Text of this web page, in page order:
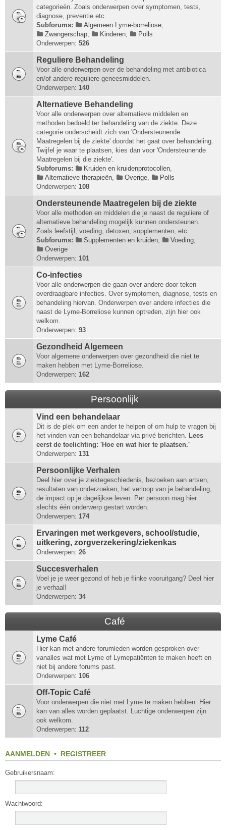
categorieën. Zoals onderwerpen over symptomen, tests,
diagnose, preventie etc.
Subforums:
Algemeen Lyme-borreliose,
Zwangerschap, Kinderen,
Polls
Onderwerpen: 526
Reguliere Behandeling
Voor alle onderwerpen over de behandeling met antibiotica
en/of andere reguliere geneesmiddelen.
Onderwerpen: 140
Alternatieve Behandeling
Voor alle onderwerpen over alternatieve middelen en
methoden bedoeld ter behandeling van de ziekte. Deze
categorie onderscheidt zich van 'Ondersteunende
Maatregelen bij de ziekte' doordat het gaat over behandeling.
Twijfel je waar te plaatsen, kies dan voor 'Ondersteunende
Maatregelen bij die ziekte'.
Subforums:
Kruiden en kruidenprotocollen,
Alternatieve therapieën, Overige,
Polls
Onderwerpen: 108
Ondersteunende Maatregelen bij de ziekte
Voor alle methoden en middelen die je naast de reguliere of
alternatieve behandeling mogelijk kunnen ondersteunen.
Zoals leefstijl, voeding, detoxen, supplementen, etc.
Subforums:
Supplementen en kruiden, Voeding,
Overige
Onderwerpen: 101
Co-infecties
Voor alle onderwerpen die gaan over andere door teken
overdraagbare infecties. Over symptomen, diagnose, tests en
behandeling hiervan. Onderwerpen over andere infecties die
naast de Lyme-Borreliose kunnen optreden, zijn hier ook
welkom.
Onderwerpen: 93
Gezondheid Algemeen
Voor algemene onderwerpen over gezondheid die niet te
maken hebben met Lyme-Borreliose.
Onderwerpen: 162
Persoonlijk
Vind een behandelaar
Dit is de plek om een ander te helpen of om hulp te vragen bij
het vinden van een behandelaar via privé berichten. Lees
eerst de toelichting: 'Hoe en wat hier te plaatsen.'
Onderwerpen: 131
Persoonlijke Verhalen
Deel hier over je ziektegeschiedenis, bezoeken aan artsen,
resultaten van onderzoeken, het verloop van je behandeling,
de impact op je dagelijkse leven. Per persoon mag hier
slechts één onderwerp gestart worden.
Onderwerpen: 174
Ervaringen met werkgevers, school/studie,
uitkering, zorgverzekering/ziekenkas
Onderwerpen: 26
Succesverhalen
Voel je je weer gezond of heb je flinke vooruitgang? Deel hier
je verhaal!
Onderwerpen: 34
Café
Lyme Café
Hier kan met andere forumleden worden gesproken over
vanalles wat met Lyme of Lymepatiënten te maken heeft en
niet bij andere forums past.
Onderwerpen: 106
Off-Topic Café
Voor onderwerpen die niet met Lyme te maken hebben. Hier
kan van alles worden geplaatst. Luchtige onderwerpen zijn
ook welkom.
Onderwerpen: 112
AANMELDEN • REGISTREER
Gebruikersnaam:
Wachtwoord: